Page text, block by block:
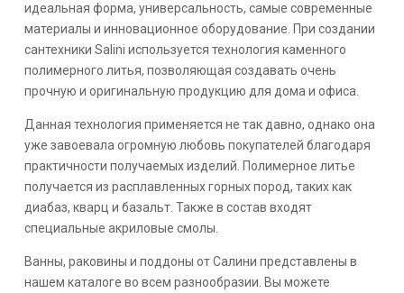
идеальная форма, универсальность, самые современные
материалы и инновационное оборудование. При создании
сантехники Salini используется технология каменного
полимерного литья, позволяющая создавать очень
прочную и оригинальную продукцию для дома и офиса.
Данная технология применяется не так давно, однако она
уже завоевала огромную любовь покупателей благодаря
практичности получаемых изделий. Полимерное литье
получается из расплавленных горных пород, таких как
диабаз, кварц и базальт. Также в состав входят
специальные акриловые смолы.
Ванны, раковины и поддоны от Салини представлены в
нашем каталоге во всем разнообразии. Вы можете